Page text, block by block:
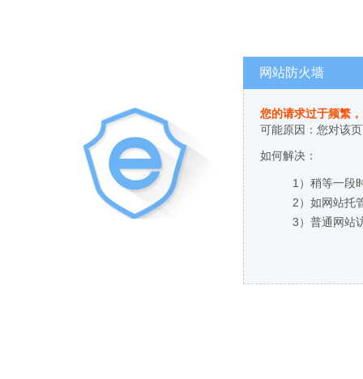
网站防火墙
您的请求过于频繁
可能原因：您对该
如何解决：
1）稍等一段
2）如网站托
3）普通网站